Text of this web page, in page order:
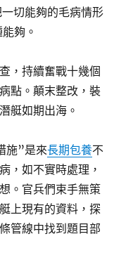
切能夠的毛病情形
夠。
，持續奮戰十幾個
點。顛末整改，裝
艇如期出海。
施”是來長期包養不
，如不實時處理，
。官兵們束手無策
上現有的資料，探
管線中找到題目部